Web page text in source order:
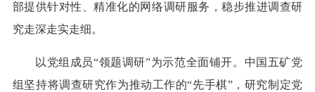
部提供针对性、精准化的网络调研服务，稳步推进调查研
究走深走实走细。
以党组成员“领题调研”为示范全面铺开。中国五矿党
组坚持将调查研究作为推动工作的“先手棋”，研究制定党